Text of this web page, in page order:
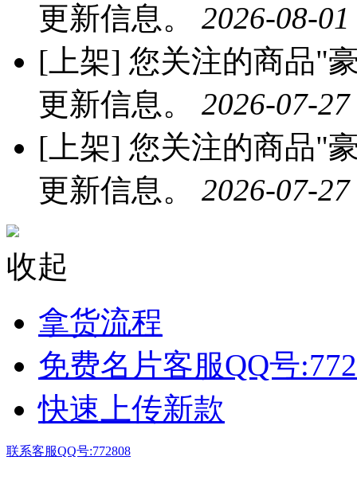
更新信息。 2026-08-
[上架] 您关注的商品"
更新信息。 2026-07-
[上架] 您关注的商品"
更新信息。 2026-07-
收起
拿货流程
免费名片客服QQ号
快速上传新款
联系客服QQ号:772808